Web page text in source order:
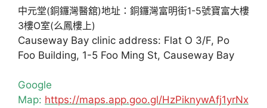
中元堂(銅鑼灣醫舘)地址：銅鑼灣富明街1-5號寶富大樓
3樓O室(么鳳樓上)
Causeway Bay clinic address: Flat O 3/F, Po
Foo Building, 1-5 Foo Ming St, Causeway Bay
Google
Map: https://maps.app.goo.gl/HzPiknywAfj1yrNx